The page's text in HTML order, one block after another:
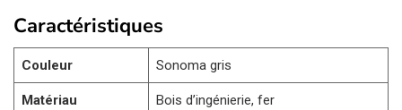
Caractéristiques
Couleur Sonoma gris
Matériau Bois d’ingénierie, fer